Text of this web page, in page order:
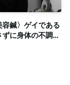
容鍼〉ゲイである
に身体の不調を